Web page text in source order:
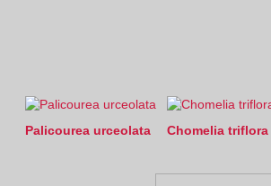
Palicourea urceolata Chomelia triflora